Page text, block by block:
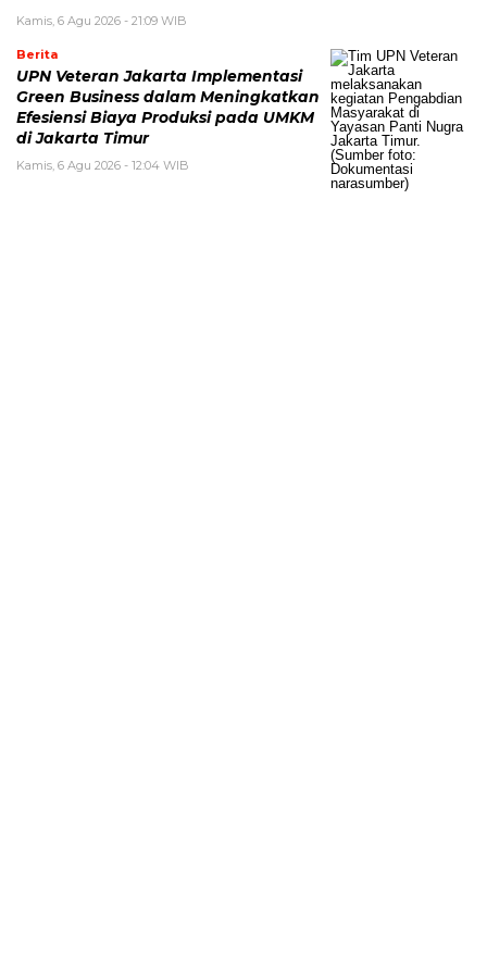
Kamis, 6 Agu 2026 - 21:09 WIB
Berita
UPN Veteran Jakarta Implementasi
Green Business dalam Meningkatkan
Efesiensi Biaya Produksi pada UMKM
di Jakarta Timur
Kamis, 6 Agu 2026 - 12:04 WIB